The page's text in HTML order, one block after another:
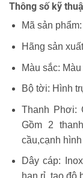
Thông số kỹ
Mã sản
Hãng sản
Màu sắc:
Bộ tời: Hình
Thanh Phơi:
Gồm 2
cầu,cạnh
Dây cáp: